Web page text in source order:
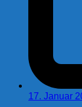
17. Januar